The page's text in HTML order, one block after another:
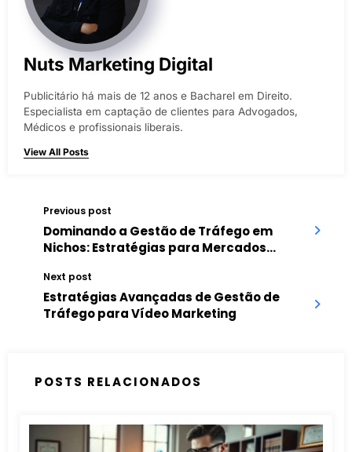
Nuts Marketing Digital
Publicitário há mais de 12 anos e Bacharel em Direito.
Especialista em captação de clientes para Advogados,
Médicos e profissionais liberais.
View All Posts
Previous post
Dominando a Gestão de Tráfego em
Nichos: Estratégias para Mercados
Next post
Estratégias Avançadas de Gestão de
Tráfego para Vídeo Marketing
POSTS RELACIONADOS